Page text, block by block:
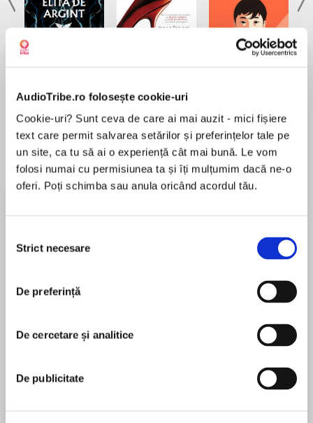
AudioTribe.ro folosește cookie-uri
Cookie-uri? Sunt ceva de care ai mai auzit - mici fișiere
text care permit salvarea setărilor și preferințelor tale pe
un site, ca tu să ai o experiență cât mai bună. Le vom
folosi numai cu permisiunea ta și îți mulțumim dacă ne-o
oferi. Poți schimba sau anula oricând acordul tău.
consimțământului
Strict necesare
De preferință
De cercetare și analitice
De publicitate
de...
Dani Francis
la...
Lauren Weisberger
Desprecarte
OLD RIVALRIES NEVER DIE. BUT SOME RIVALS
Juliet Townsend is used to losing. Back in high
school, she lost every track team race to her
best friend, Madeleine Bell. Ten years later,
she’s still running behind, stuck in a dead-end
star motel that attracts only the cheap or the
desperate. But what life won’t provide, Juliet
În acest moment nu există recenzii
Lori Rader-Day
Lori Rader-Day is the Edgar Award–nominated
and Anthony, Agatha, and Mary Higgins Clark